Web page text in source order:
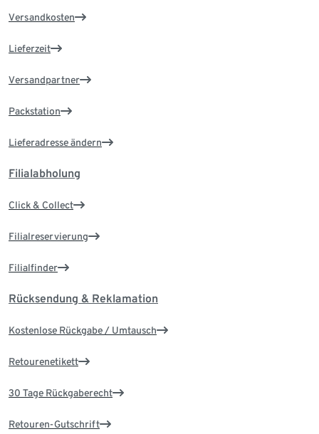
Versandkosten
Lieferzeit
Versandpartner
Packstation
Lieferadresse ändern
Filialabholung
Click & Collect
Filialreservierung
Filialfinder
Rücksendung & Reklamation
Kostenlose Rückgabe / Umtausch
Retourenetikett
30 Tage Rückgaberecht
Retouren-Gutschrift